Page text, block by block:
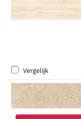
Vergelijk